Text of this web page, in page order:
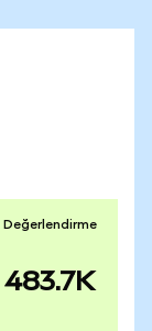
Değerlendirme
483.7K